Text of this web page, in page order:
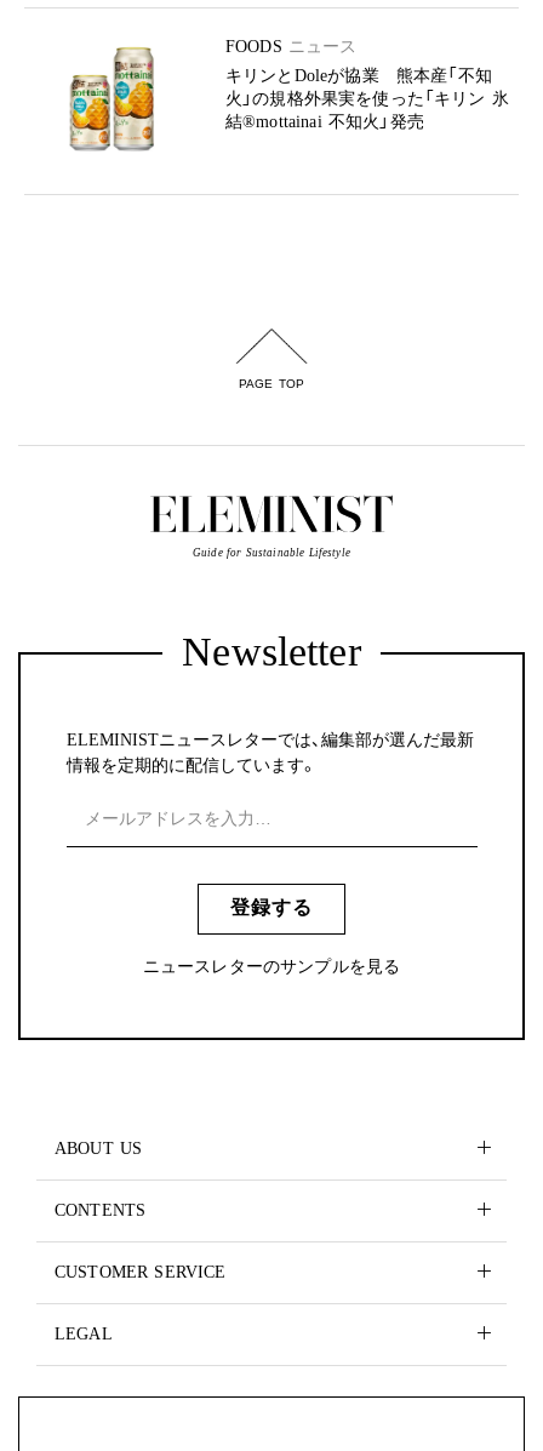
FOODS ニュース
キリンとDoleが協業 熊本産「不知
火」の規格外果実を使った「キリン 氷
結®mottainai 不知火」発売
PAGE TOP
Guide for Sustainable Lifestyle
Newsletter
ELEMINISTニュースレターでは、編集部が選んだ最新
情報を定期的に配信しています。
登録する
ニュースレターのサンプルを見る
ABOUT US
CONTENTS
CUSTOMER SERVICE
LEGAL